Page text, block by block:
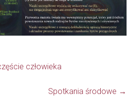
człowieka
Spotkania środowe →